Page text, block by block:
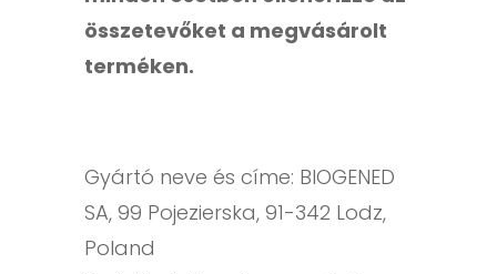
összetevőket a megvásárolt
terméken.
Gyártó neve és címe: BIOGENED
SA, 99 Pojezierska, 91-342 Lodz,
Poland